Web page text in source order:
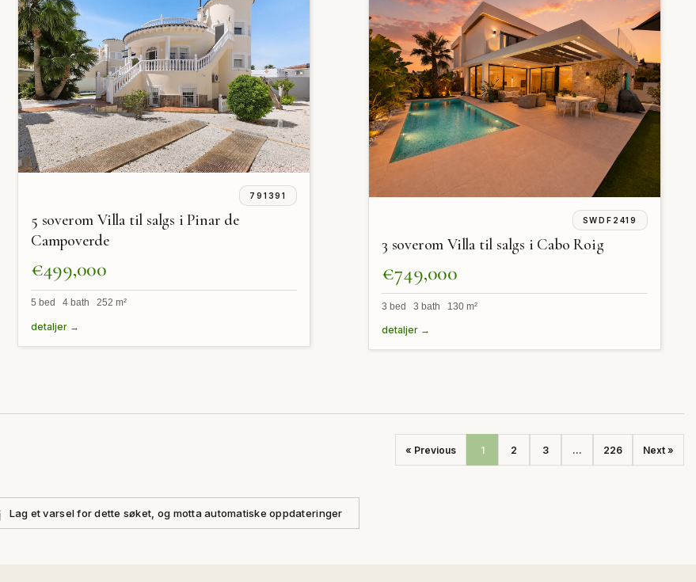
791391
5 soverom Villa til salgs i Pinar de
Campoverde
€499,000
5 bed 4 bath 252 m²
detaljer →
SWDF2419
3 soverom Villa til salgs i Cabo Roig
€749,000
3 bed 3 bath 130 m²
detaljer →
« Previous 1 2 3 ... 226 Next »
Lag et varsel for dette søket, og motta automatiske oppdateringer